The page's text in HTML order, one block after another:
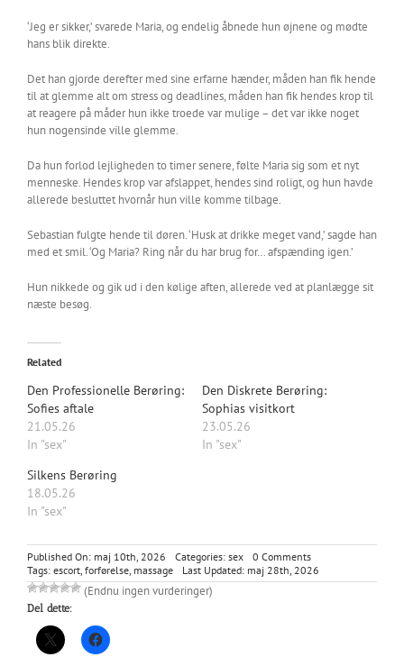
‘Jeg er sikker,’ svarede Maria, og endelig åbnede hun øjnene og mødte
hans blik direkte.
Det han gjorde derefter med sine erfarne hænder, måden han fik hende
til at glemme alt om stress og deadlines, måden han fik hendes krop til
at reagere på måder hun ikke troede var mulige – det var ikke noget
hun nogensinde ville glemme.
Da hun forlod lejligheden to timer senere, følte Maria sig som et nyt
menneske. Hendes krop var afslappet, hendes sind roligt, og hun havde
allerede besluttet hvornår hun ville komme tilbage.
Sebastian fulgte hende til døren. ‘Husk at drikke meget vand,’ sagde han
med et smil. ‘Og Maria? Ring når du har brug for… afspænding igen.’
Hun nikkede og gik ud i den kølige aften, allerede ved at planlægge sit
næste besøg.
Related
Den Professionelle Berøring:
Sofies aftale
21.05.26
In "sex"
Den Diskrete Berøring:
Sophias visitkort
23.05.26
In "sex"
Silkens Berøring
18.05.26
In "sex"
Published On: maj 10th, 2026 Categories: sex 0 Commentson
Professionelle
Hænder:
Tags: escort forførelse massage Last Updated: maj 28th, 2026
(Endnu ingen vurderinger)
Del dette: